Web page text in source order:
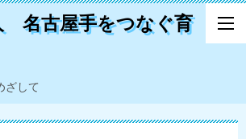
名古屋手をつなぐ育
して